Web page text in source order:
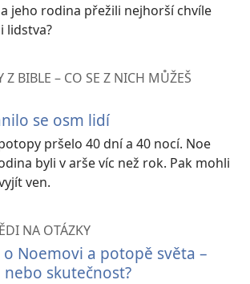
a jeho rodina přežili nejhorší chvíle
lidstva?
Z BIBLE – CO SE Z NICH MŮŽEŠ
se osm lidí
pršelo 40 dní a 40 nocí. Noe
byli v arše víc než rok. Pak mohli
ven.
NA OTÁZKY
Noemovi a potopě světa –
skutečnost?